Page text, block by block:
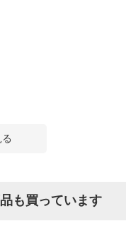
も買っています